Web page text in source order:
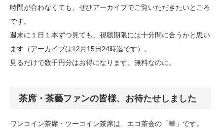
時間が合わなくても、ぜひアーカイブでご覧いただきたいところ
です。
週末に１日１本ずつ見ても、視聴期限には十分間に合うかと思い
ます（アーカイブは12月15日24時迄です）。
見るだけで数千円分はお得になります。無料なのに。
茶席・茶藝ファンの皆様、お待たせしました
ワンコイン茶席・ツーコイン茶席は、エコ茶会の「華」です。